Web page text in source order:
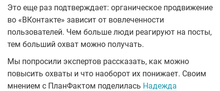
Это еще раз подтверждает: органическое продвижение
во «ВКонтакте» зависит от вовлеченности
пользователей. Чем больше люди реагируют на посты,
тем больший охват можно получать.
Мы попросили экспертов рассказать, как можно
повысить охваты и что наоборот их понижает. Своим
мнением с ПланФактом поделилась Надежда